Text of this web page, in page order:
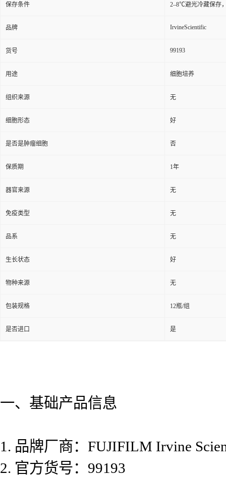
保存条件 2–8℃避光冷藏保存
品牌 IrvineScientific
货号 99193
用途 细胞培养
组织来源 无
细胞形态 好
是否是肿瘤细胞 否
保质期 1年
器官来源 无
免疫类型 无
品系 无
生长状态 好
物种来源 无
包装规格 12瓶/组
是否进口 是
一、基础产品信息
1. 品牌厂商：FUJIFILM Irvine
2. 官方货号：99193